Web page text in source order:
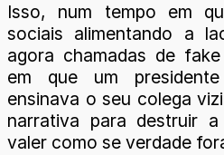
Isso, num tempo em
sociais alimentando a
agora chamadas de
em que um
ensinava o seu colega
narrativa para destruir
valer como se verdade